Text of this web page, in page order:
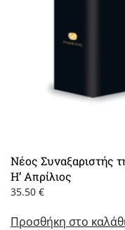
Νέος Συναξαριστής
Η’ Απρίλιος
35.50 €
Προσθήκη στο